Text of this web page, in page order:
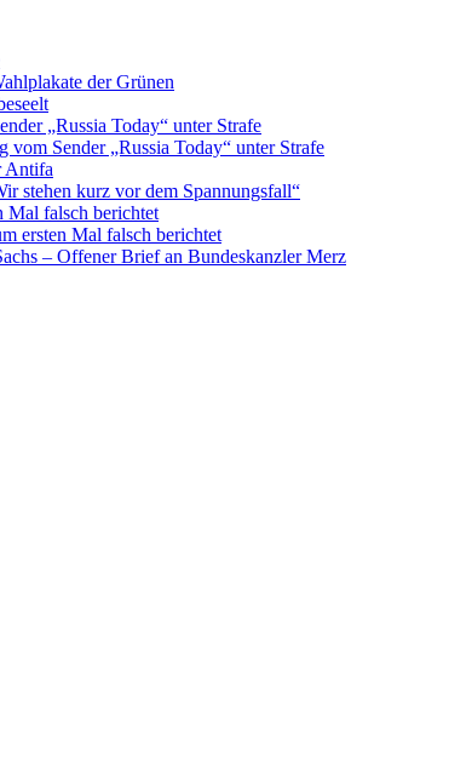
der Grünen
„Russia Today“ unter Strafe
Sender „Russia Today“ unter Strafe
Antifa
stehen kurz vor dem Spannungsfall“
Mal falsch berichtet
ersten Mal falsch berichtet
– Offener Brief an Bundeskanzler Merz